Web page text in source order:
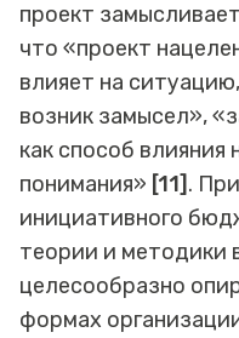
проект
что «проект
влияет на
возник замысел»,
как способ
понимания» [11] .
инициативного
теории и методики
целесообразно
формах